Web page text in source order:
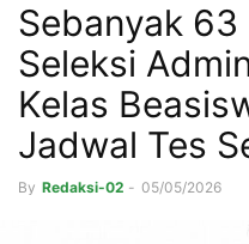
Sebanyak 63
Seleksi
Kelas
Jadwal Tes
By Redaksi-02 - 05/05/2026